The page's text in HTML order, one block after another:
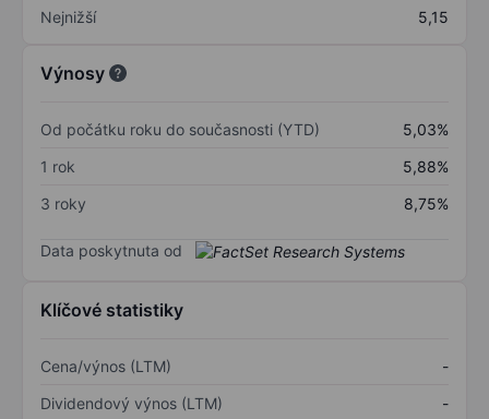
Nejnižší
5,15
Výnosy
Od počátku roku do současnosti (YTD)
5,03%
1 rok
5,88%
3 roky
8,75%
Data poskytnuta od
Klíčové statistiky
Cena/výnos (LTM)
-
Dividendový výnos (LTM)
-